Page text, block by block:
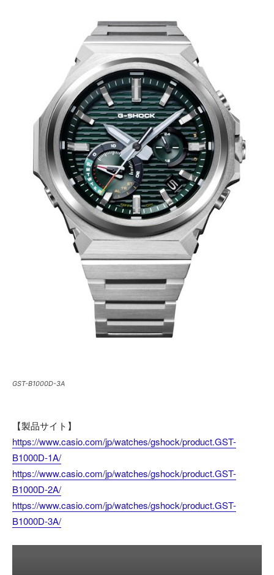
GST-B1000D-3A
【製品サイト】
https://www.casio.com/jp/watches/gshock/product.GST-
B1000D-1A/
https://www.casio.com/jp/watches/gshock/product.GST-
B1000D-2A/
https://www.casio.com/jp/watches/gshock/product.GST-
B1000D-3A/